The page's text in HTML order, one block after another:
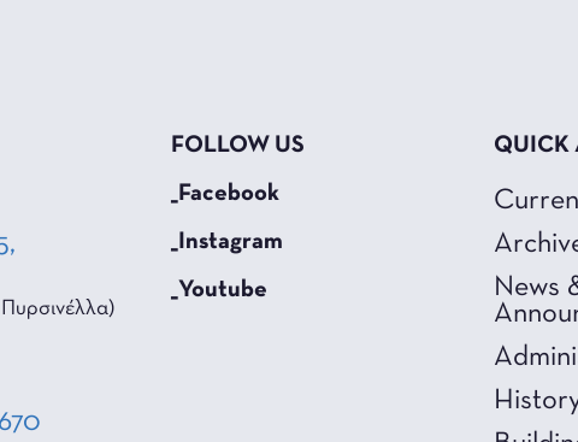
FOLLOW US
_Facebook
_Instagram
_Youtube
QUICK
News